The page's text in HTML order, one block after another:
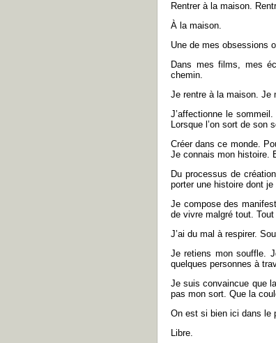
Rentrer à la maison.
À la maison.
Une de mes obsessions
Dans mes films, mes
chemin.
Je rentre à la maison. Je
J’affectionne le
Lorsque l’on sort de son
Créer dans ce monde.
Je connais mon histoire.
Du processus de
porter une histoire dont
Je compose des
de vivre malgré tout.
J’ai du mal à respirer.
Je retiens mon souffle.
quelques personnes à
Je suis convaincue que
pas mon sort. Que la
On est si bien ici dans le
Libre.